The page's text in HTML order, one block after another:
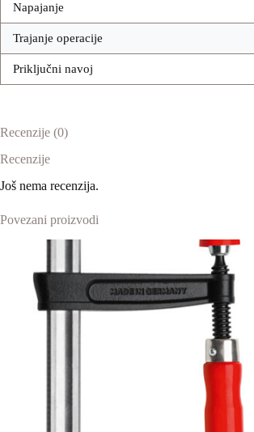
Napajanje
Trajanje operacije
Priključni navoj
Recenzije (0)
Recenzije
Još nema recenzija.
Povezani proizvodi